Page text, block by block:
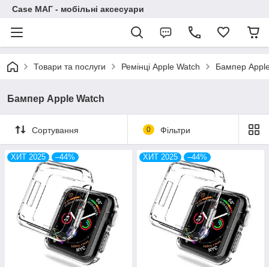
Case МАГ - мобільні аксесуари
Товари та послуги Ремінці Apple Watch Бампер
Бампер Apple Watch
Сортування 0 Фільтри
ХИТ 2025 –44% ХИТ 2025 –44%